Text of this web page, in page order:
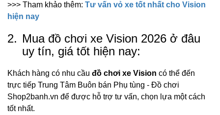
>>> Tham khảo thêm: Tư vấn vỏ xe tốt nhất cho Vision
hiện nay
2. Mua đồ chơi xe Vision 2026 ở đâu
uy tín, giá tốt hiện nay:
Khách hàng có nhu cầu đồ chơi xe Vision có thể đến
trực tiếp Trung Tâm Buôn bán Phụ tùng - Đồ chơi
Shop2banh.vn để được hỗ trợ tư vấn, chọn lựa một cách
tốt nhất.